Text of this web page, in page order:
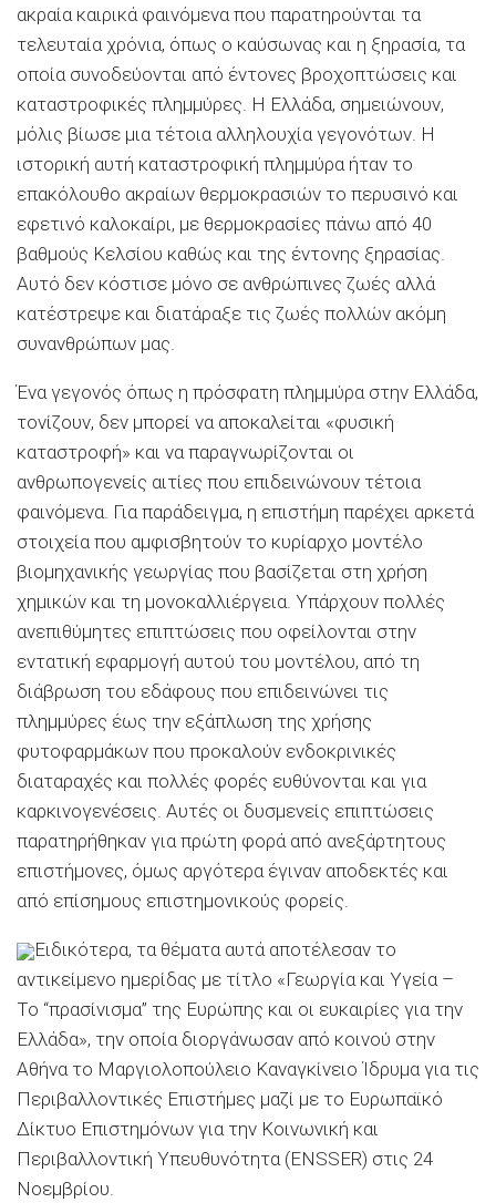
ακραία καιρικά φαινόμενα που παρατηρούνται τα
τελευταία χρόνια, όπως ο καύσωνας και η ξηρασία, τα
οποία συνοδεύονται από έντονες βροχοπτώσεις και
καταστροφικές πλημμύρες. Η Ελλάδα, σημειώνουν,
μόλις βίωσε μια τέτοια αλληλουχία γεγονότων. Η
ιστορική αυτή καταστροφική πλημμύρα ήταν το
επακόλουθο ακραίων θερμοκρασιών το περυσινό και
εφετινό καλοκαίρι, με θερμοκρασίες πάνω από 40
βαθμούς Κελσίου καθώς και της έντονης ξηρασίας.
Αυτό δεν κόστισε μόνο σε ανθρώπινες ζωές αλλά
κατέστρεψε και διατάραξε τις ζωές πολλών ακόμη
συνανθρώπων μας.
Ένα γεγονός όπως η πρόσφατη πλημμύρα στην Ελλάδα,
τονίζουν, δεν μπορεί να αποκαλείται «φυσική
καταστροφή» και να παραγνωρίζονται οι
ανθρωπογενείς αιτίες που επιδεινώνουν τέτοια
φαινόμενα. Για παράδειγμα, η επιστήμη παρέχει αρκετά
στοιχεία που αμφισβητούν το κυρίαρχο μοντέλο
βιομηχανικής γεωργίας που βασίζεται στη χρήση
χημικών και τη μονοκαλλιέργεια. Υπάρχουν πολλές
ανεπιθύμητες επιπτώσεις που οφείλονται στην
εντατική εφαρμογή αυτού του μοντέλου, από τη
διάβρωση του εδάφους που επιδεινώνει τις
πλημμύρες έως την εξάπλωση της χρήσης
φυτοφαρμάκων που προκαλούν ενδοκρινικές
διαταραχές και πολλές φορές ευθύνονται και για
καρκινογενέσεις. Αυτές οι δυσμενείς επιπτώσεις
παρατηρήθηκαν για πρώτη φορά από ανεξάρτητους
επιστήμονες, όμως αργότερα έγιναν αποδεκτές και
από επίσημους επιστημονικούς φορείς.
Ειδικότερα, τα θέματα αυτά αποτέλεσαν το
αντικείμενο ημερίδας με τίτλο «Γεωργία και Υγεία –
Το “πρασίνισμα” της Ευρώπης και οι ευκαιρίες για την
Ελλάδα», την οποία διοργάνωσαν από κοινού στην
Αθήνα το Μαργιολοπούλειο Καναγκίνειο Ίδρυμα για τις
Περιβαλλοντικές Επιστήμες μαζί με το Ευρωπαϊκό
Δίκτυο Επιστημόνων για την Κοινωνική και
Περιβαλλοντική Υπευθυνότητα (ENSSER) στις 24
Νοεμβρίου.